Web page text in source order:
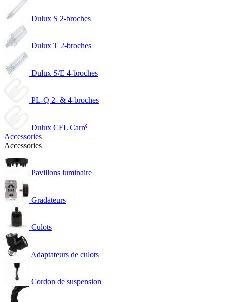
Dulux S 2-broches
Dulux T 2-broches
Dulux S/E 4-broches
PL-Q 2- & 4-broches
Dulux CFL Carré
Accessories
Accessories
Pavillons luminaire
Gradateurs
Culots
Adaptateurs de culots
Cordon de suspension